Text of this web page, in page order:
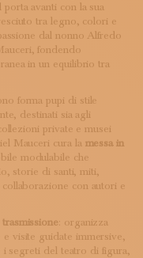
avanti con la sua
tra legno, colori e
dal nonno Alfredo
fondendo
in un equilibrio tra
forma pupi di stile
destinati sia agli
private e musei
Mauceri cura la messa in
modulabile che
storie di santi, miti,
con autori e
trasmissione: organizza
visite guidate immersive,
segreti del teatro di figura,